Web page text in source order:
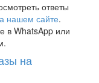
ответы
нашем сайте.
в WhatsApp или
на